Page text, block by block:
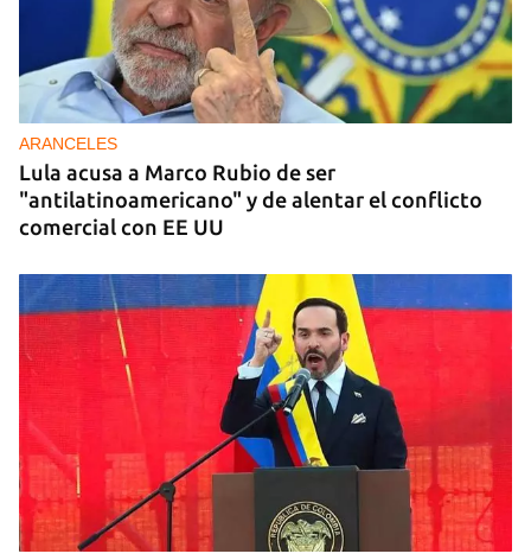
ARANCELES
Lula acusa a Marco Rubio de ser
"antilatinoamericano" y de alentar el conflicto
comercial con EE UU